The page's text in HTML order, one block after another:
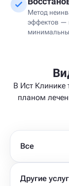
Метод
эффектов —
В Ист Клинике
планом
Все
Другие